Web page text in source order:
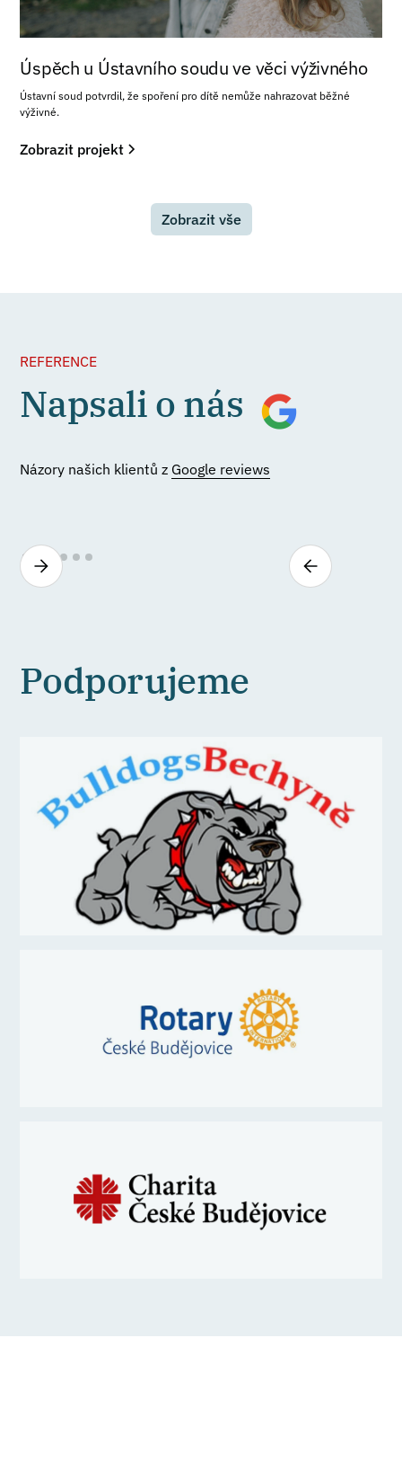
Úspěch u Ústavního soudu ve věci výživného
Ústavní soud potvrdil, že spoření pro dítě nemůže nahrazovat běžné
výživné.
Zobrazit projekt
Zobrazit vše
REFERENCE
Napsali o nás
Názory našich klientů z Google reviews
Podporujeme